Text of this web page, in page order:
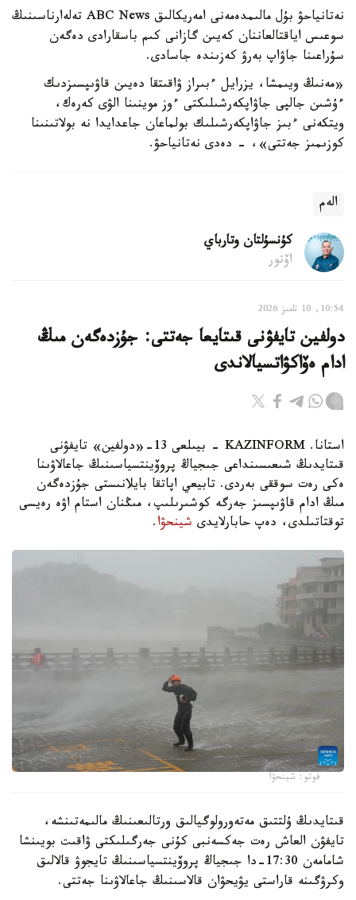
نەتانياحۋ بۇل مالىمدەمەنى امەريكالىق ABC News تەلەارناسىنىڭ
سوعىس اياقتالعاننان كەيىن گازانى كىم باسقارادى دەگەن
سۇراعىنا جاۋاپ بەرۋ كەزىندە جاسادى.
«مەنىڭ ويىمشا، يزرايل ءبىراز ۋاقىتقا دەيىن قاۋىپسىزدىك
ءۇشىن جالپى جاۋاپكەرشىلىكتى ءوز موينىنا الۋى كەرەك،
ويتكەنى ءبىز جاۋاپكەرشىلىك بولماعان جاعدايدا نە بولاتىنىنا
كوزىمىز جەتتى»، - دەدى نەتانياحۋ.
الەم
كۇنسۇلتان وتارباي
اۆتور
10:54, 10 تامىز 2026
دولفين تايفۋنى قىتايعا جەتتى: جۇزدەگەن مىڭ
ادام ەۆاكۋاتسيالاندى
استانا. KAZINFORM - بيىلعى 13-«دولفين» تايفۋنى
قىتايدىڭ شىعىسىنداعى جىجياڭ پروۆينتسياسىنىڭ جاعالاۋىنا
ەكى رەت سوققى بەردى. تابيعي اپاتقا بايلانىستى جۇزدەگەن
مىڭ ادام قاۋىپسىز جەرگە كوشىرىلىپ، مىڭنان استام اۋە رەيسى
توقتاتىلدى، دەپ حابارلايدى شينحۋا.
فوتو: شينحۋا
قىتايدىڭ ۇلتتىق مەتەورولوگيالىق ورتالىعىنىڭ مالىمەتىنشە،
تايفۋن العاش رەت جەكسەنبى كۇنى جەرگىلىكتى ۋاقىت بويىنشا
شامامەن 17:30-دا جىجياڭ پروۆينتسياسىنىڭ تايجوۋ قالالىق
وكرۋگىنە قاراستى يۋيحۋان قالاسىنىڭ جاعالاۋىنا جەتتى.